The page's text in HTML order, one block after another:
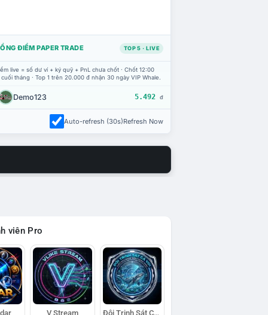
ĐIỂM PAPER TRADE TOP 5 · LIVE
live = số dư ví + ký quỹ + PnL chưa chốt · Chốt 12:00
tháng · Top 1 trên 20.000 đ nhận 30 ngày VIP Whale.
Demo123 5.492 đ
Auto-refresh (30s)Refresh Now
viên Pro
V Stream Đội Trinh Sát Cá Voi